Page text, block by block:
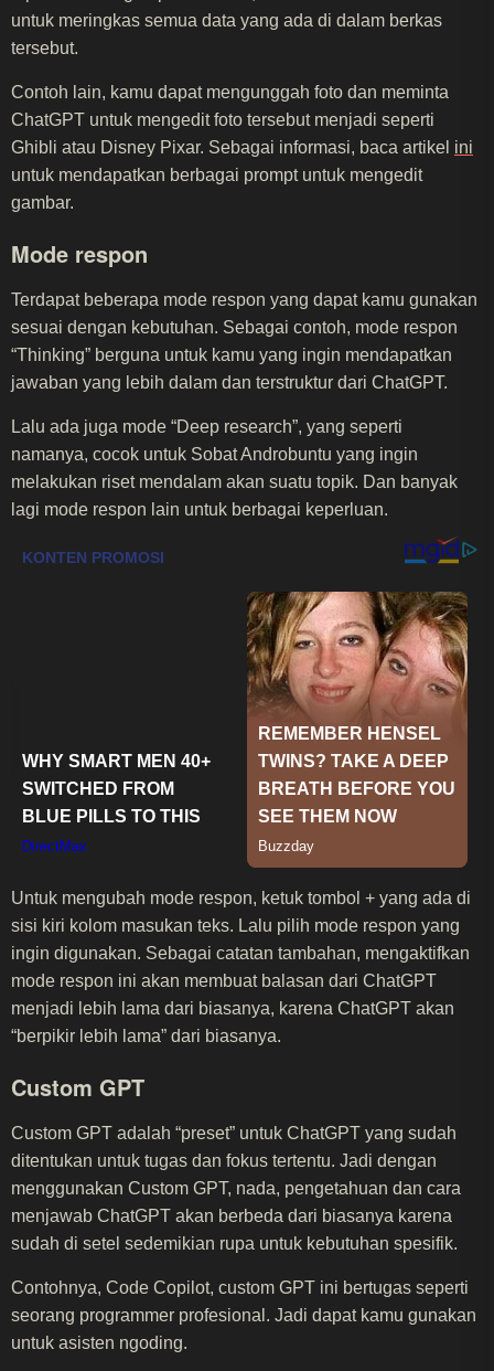
untuk meringkas semua data yang ada di dalam berkas
tersebut.
Contoh lain, kamu dapat mengunggah foto dan meminta
ChatGPT untuk mengedit foto tersebut menjadi seperti
Ghibli atau Disney Pixar. Sebagai informasi, baca artikel ini
untuk mendapatkan berbagai prompt untuk mengedit
gambar.
Mode respon
Terdapat beberapa mode respon yang dapat kamu gunakan
sesuai dengan kebutuhan. Sebagai contoh, mode respon
“Thinking” berguna untuk kamu yang ingin mendapatkan
jawaban yang lebih dalam dan terstruktur dari ChatGPT.
Lalu ada juga mode “Deep research”, yang seperti
namanya, cocok untuk Sobat Androbuntu yang ingin
melakukan riset mendalam akan suatu topik. Dan banyak
lagi mode respon lain untuk berbagai keperluan.
Untuk mengubah mode respon, ketuk tombol + yang ada di
sisi kiri kolom masukan teks. Lalu pilih mode respon yang
ingin digunakan. Sebagai catatan tambahan, mengaktifkan
mode respon ini akan membuat balasan dari ChatGPT
menjadi lebih lama dari biasanya, karena ChatGPT akan
“berpikir lebih lama” dari biasanya.
Custom GPT
Custom GPT adalah “preset” untuk ChatGPT yang sudah
ditentukan untuk tugas dan fokus tertentu. Jadi dengan
menggunakan Custom GPT, nada, pengetahuan dan cara
menjawab ChatGPT akan berbeda dari biasanya karena
sudah di setel sedemikian rupa untuk kebutuhan spesifik.
Contohnya, Code Copilot, custom GPT ini bertugas seperti
seorang programmer profesional. Jadi dapat kamu gunakan
untuk asisten ngoding.